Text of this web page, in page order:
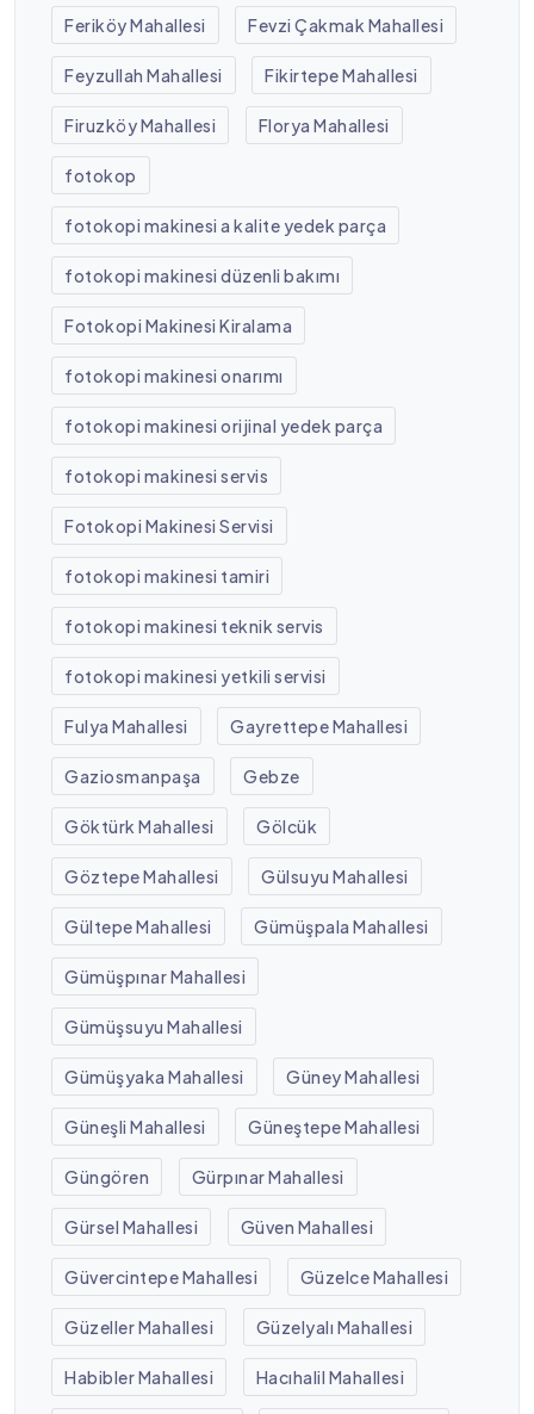
Feriköy Mahallesi Fevzi Çakmak Mahallesi
Feyzullah Mahallesi Fikirtepe Mahallesi
Firuzköy Mahallesi Florya Mahallesi
fotokop
fotokopi makinesi a kalite yedek parça
fotokopi makinesi düzenli bakımı
Fotokopi Makinesi Kiralama
fotokopi makinesi onarımı
fotokopi makinesi orijinal yedek parça
fotokopi makinesi servis
Fotokopi Makinesi Servisi
fotokopi makinesi tamiri
fotokopi makinesi teknik servis
fotokopi makinesi yetkili servisi
Fulya Mahallesi Gayrettepe Mahallesi
Gaziosmanpaşa Gebze
Göktürk Mahallesi Gölcük
Göztepe Mahallesi Gülsuyu Mahallesi
Gültepe Mahallesi Gümüşpala Mahallesi
Gümüşpınar Mahallesi
Gümüşsuyu Mahallesi
Gümüşyaka Mahallesi Güney Mahallesi
Güneşli Mahallesi Güneştepe Mahallesi
Güngören Gürpınar Mahallesi
Gürsel Mahallesi Güven Mahallesi
Güvercintepe Mahallesi Güzelce Mahallesi
Güzeller Mahallesi Güzelyalı Mahallesi
Habibler Mahallesi Hacıhalil Mahallesi